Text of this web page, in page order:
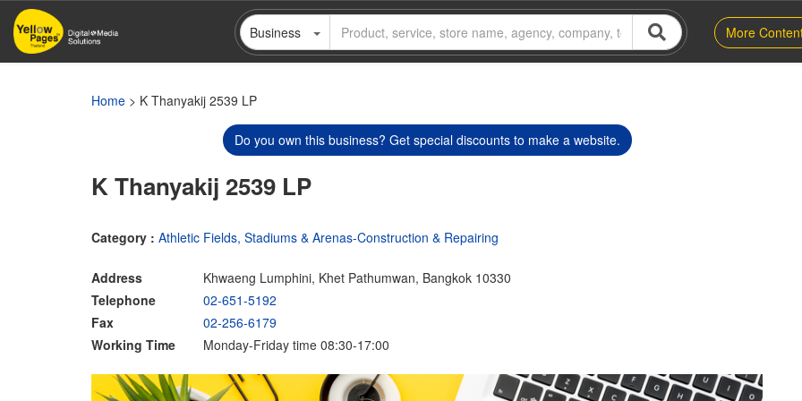
Skip
main
Business More
Home > K Thanyakij 2539 LP
Do you own this business? Get special discounts to make a website.
K Thanyakij 2539 LP
Category : Athletic Fields, Stadiums & Arenas-Construction & Repairing
Address
Khwaeng Lumphini, Khet Pathumwan, Bangkok 10330
Telephone
02-651-5192
Fax
02-256-6179
Working Time
Monday-Friday time 08:30-17:00